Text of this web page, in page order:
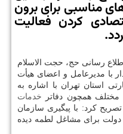
مناسبی برای برون
كردن فعالیت
رسانی حج، حجت الاسلام
با مدیرعامل و اعضای هیأت
استان تهران با اشاره به
همچون دفاتر خدمات
کرد: با پیگیری سازمان
دولت برای مشاغل لطمه دیده